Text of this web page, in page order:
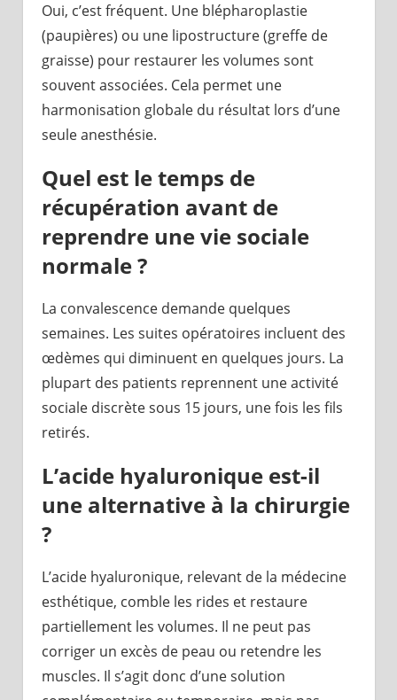
Oui, c’est fréquent. Une blépharoplastie
(paupières) ou une lipostructure (greffe de
graisse) pour restaurer les volumes sont
souvent associées. Cela permet une
harmonisation globale du résultat lors d’une
seule anesthésie.
Quel est le temps de
récupération avant de
reprendre une vie sociale
normale ?
La convalescence demande quelques
semaines. Les suites opératoires incluent des
œdèmes qui diminuent en quelques jours. La
plupart des patients reprennent une activité
sociale discrète sous 15 jours, une fois les fils
retirés.
L’acide hyaluronique est-il
une alternative à la chirurgie
?
L’acide hyaluronique, relevant de la médecine
esthétique, comble les rides et restaure
partiellement les volumes. Il ne peut pas
corriger un excès de peau ou retendre les
muscles. Il s’agit donc d’une solution